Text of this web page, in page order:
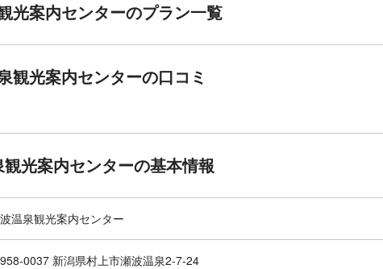
光案内センターのプラン一覧
観光案内センターの口コミ
光案内センターの基本情報
温泉観光案内センター
0037 新潟県村上市瀬波温泉2-7-24